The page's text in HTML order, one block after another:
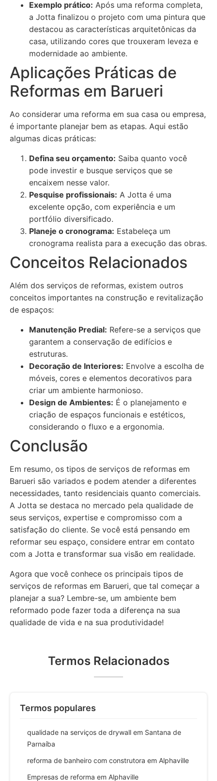
Exemplo prático: Após uma reforma completa,
a Jotta finalizou o projeto com uma pintura que
destacou as características arquitetônicas da
casa, utilizando cores que trouxeram leveza e
modernidade ao ambiente.
Aplicações Práticas de
Reformas em Barueri
Ao considerar uma reforma em sua casa ou empresa,
é importante planejar bem as etapas. Aqui estão
algumas dicas práticas:
Defina seu orçamento: Saiba quanto você
pode investir e busque serviços que se
encaixem nesse valor.
Pesquise profissionais: A Jotta é uma
excelente opção, com experiência e um
portfólio diversificado.
Planeje o cronograma: Estabeleça um
cronograma realista para a execução das obras.
Conceitos Relacionados
Além dos serviços de reformas, existem outros
conceitos importantes na construção e revitalização
de espaços:
Manutenção Predial: Refere-se a serviços que
garantem a conservação de edifícios e
estruturas.
Decoração de Interiores: Envolve a escolha de
móveis, cores e elementos decorativos para
criar um ambiente harmonioso.
Design de Ambientes: É o planejamento e
criação de espaços funcionais e estéticos,
considerando o fluxo e a ergonomia.
Conclusão
Em resumo, os tipos de serviços de reformas em
Barueri são variados e podem atender a diferentes
necessidades, tanto residenciais quanto comerciais.
A Jotta se destaca no mercado pela qualidade de
seus serviços, expertise e compromisso com a
satisfação do cliente. Se você está pensando em
reformar seu espaço, considere entrar em contato
com a Jotta e transformar sua visão em realidade.
Agora que você conhece os principais tipos de
serviços de reformas em Barueri, que tal começar a
planejar a sua? Lembre-se, um ambiente bem
reformado pode fazer toda a diferença na sua
qualidade de vida e na sua produtividade!
Termos Relacionados
Termos populares
qualidade na serviços de drywall em Santana de
Parnaíba
reforma de banheiro com construtora em Alphaville
Empresas de reforma em Alphaville